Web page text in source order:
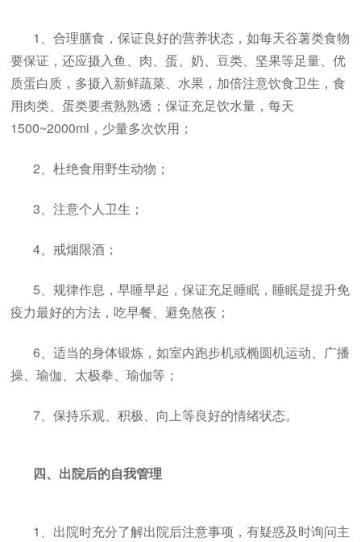
1、合理膳食，保证良好的营养状态，如每天谷薯类食物
要保证，还应摄入鱼、肉、蛋、奶、豆类、坚果等足量、优
质蛋白质，多摄入新鲜蔬菜、水果，加倍注意饮食卫生，食
用肉类、蛋类要煮熟熟透；保证充足饮水量，每天
1500~2000ml，少量多次饮用；
2、杜绝食用野生动物；
3、注意个人卫生；
4、戒烟限酒；
5、规律作息，早睡早起，保证充足睡眠，睡眠是提升免
疫力最好的方法，吃早餐、避免熬夜；
6、适当的身体锻炼，如室内跑步机或椭圆机运动、广播
操、瑜伽、太极拳、瑜伽等；
7、保持乐观、积极、向上等良好的情绪状态。
四、出院后的自我管理
1、出院时充分了解出院后注意事项，有疑惑及时询问主